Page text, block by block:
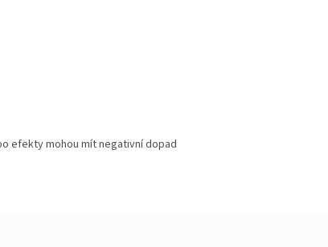
efekty mohou mít negativní dopad